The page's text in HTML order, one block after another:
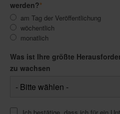
werden?*
am Tag der Veröffentlichung
wöchentlich
monatlich
Was ist Ihre größte
zu wachsen